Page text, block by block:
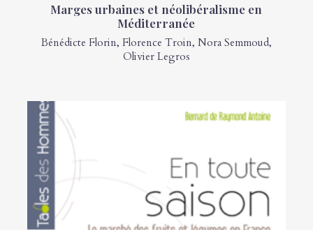
Marges urbaines et néolibéralisme en
Méditerranée
Bénédicte Florin, Florence Troin, Nora Semmoud,
Olivier Legros